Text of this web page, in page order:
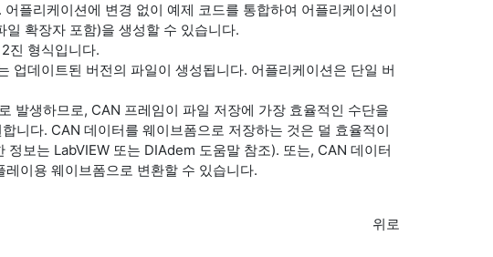
플리케이션에 변경 없이 예제 코드를 통합하여 어플리케이션이
확장자 포함)을 생성할 수 있습니다.
진 형식입니다.
업데이트된 버전의 파일이 생성됩니다. 어플리케이션은 단일 버
발생하므로, CAN 프레임이 파일 저장에 가장 효율적인 수단을
니다. CAN 데이터를 웨이브폼으로 저장하는 것은 덜 효율적이
보는 LabVIEW 또는 DIAdem 도움말 참조). 또는, CAN 데이터
이용 웨이브폼으로 변환할 수 있습니다.
위로